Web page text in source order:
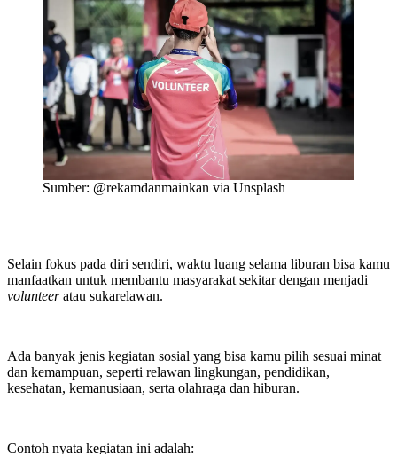
Sumber: @rekamdanmainkan via Unsplash
Selain fokus pada diri sendiri, waktu luang selama liburan bisa kamu
manfaatkan untuk membantu masyarakat sekitar dengan menjadi
volunteeratau sukarelawan.
Ada banyak jenis kegiatan sosial yang bisa kamu pilih sesuai minat
dan kemampuan, seperti relawan lingkungan, pendidikan,
kesehatan, kemanusiaan, serta olahraga dan hiburan.
Contoh nyata kegiatan ini adalah: